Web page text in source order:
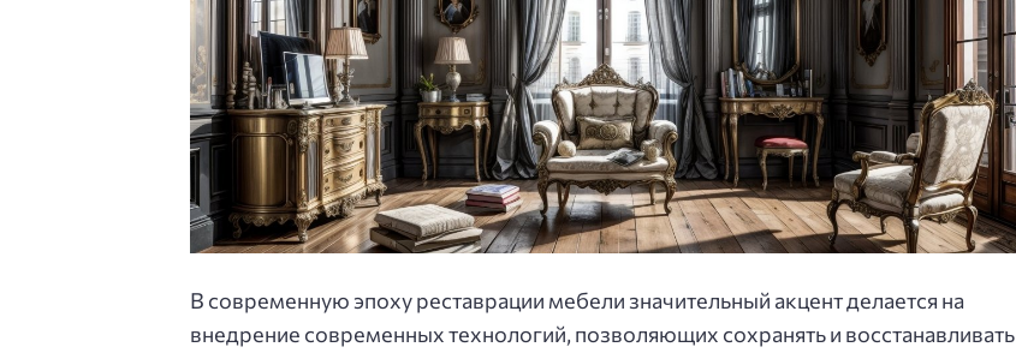
В современную эпоху реставрации мебели значительный акцент делается на
внедрение современных технологий, позволяющих сохранять и восстанавливать